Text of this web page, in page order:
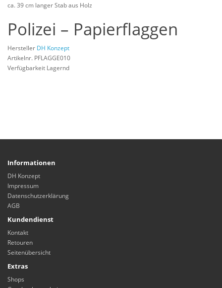
ca. 39 cm langer Stab aus Holz
Polizei – Papierflaggen
Hersteller DH Konzept
Artikelnr. PFLAGGE010
Verfügbarkeit Lagernd
Informationen
DH Konzept
Impressum
Datenschutzerklärung
AGB
Kundendienst
Kontakt
Retouren
Seitenübersicht
Extras
Shops